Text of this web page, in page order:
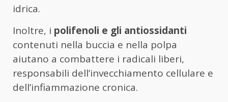
idrica.
Inoltre, i polifenoli e gli antiossidanti
contenuti nella buccia e nella polpa
aiutano a combattere i radicali liberi,
responsabili dell’invecchiamento cellulare e
dell’infiammazione cronica.